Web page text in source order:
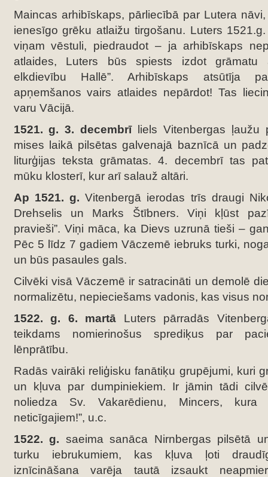
Maincas arhibīskaps, pārliecībā par Lutera
ienesīgo grēku atlaižu tirgošanu. Luters
viņam vēstuli, piedraudot – ja arhibīskaps
atlaides, Luters būs spiests izdot grāmatu
elkdievību Hallē”. Arhibīskaps atsūtīja
apņemšanos vairs atlaides nepārdot! Tas
varu Vācijā.
1521. g. 3. decembrīliels Vitenbergas ļaužu
mises laikā pilsētas galvenajā baznīcā un
liturģijas teksta grāmatas. 4. decembrī tas
mūku klosterī, kur arī salauž altāri.
Ap 1521. g. Vitenbergā ierodas trīs draugi
Drehselis un Marks Štībners. Viņi kļūst
pravieši”. Viņi māca, ka Dievs uzrunā tieši –
Pēc 5 līdz 7 gadiem Vāczemē iebruks turki,
un būs pasaules gals.
Cilvēki visā Vāczemē ir satracināti un demolē
normalizētu, nepieciešams vadonis, kas visus
1522. g. 6. martā Luters pārradās
teikdams nomierinošus sprediķus par
lēnprātību.
Radās vairāki reliģisku fanātiķu grupējumi, kuri
un kļuva par dumpiniekiem. Ir jāmin tādi
noliedza Sv. Vakarēdienu, Mincers,
neticīgajiem!”, u.c.
1522. g. saeima sanāca Nirnbergas pilsētā
turku iebrukumiem, kas kļuva ļoti
iznīcināšana varēja tautā izsaukt